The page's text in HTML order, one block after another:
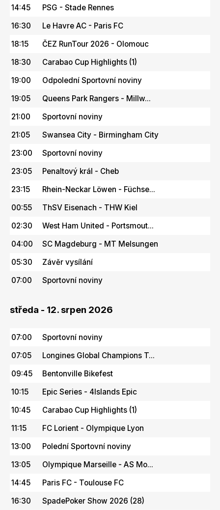
14:45
PSG - Stade Rennes
16:30
Le Havre AC - Paris FC
18:15
ČEZ RunTour 2026 - Olomouc
18:30
Carabao Cup Highlights (1)
19:00
Odpolední Sportovní noviny
19:05
Queens Park Rangers - Millw...
21:00
Sportovní noviny
21:05
Swansea City - Birmingham City
23:00
Sportovní noviny
23:05
Penaltový král - Cheb
23:15
Rhein-Neckar Löwen - Füchse...
00:55
ThSV Eisenach - THW Kiel
02:30
West Ham United - Portsmout...
04:00
SC Magdeburg - MT Melsungen
05:30
Závěr vysílání
07:00
Sportovní noviny
středa - 12. srpen 2026
07:00
Sportovní noviny
07:05
Longines Global Champions T...
09:45
Bentonville Bikefest
10:15
Epic Series - 4Islands Epic
10:45
Carabao Cup Highlights (1)
11:15
FC Lorient - Olympique Lyon
13:00
Polední Sportovní noviny
13:05
Olympique Marseille - AS Mo...
14:45
Paris FC - Toulouse FC
16:30
SpadePoker Show 2026 (28)